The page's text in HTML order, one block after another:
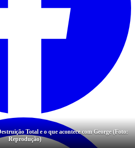
Total e o que acontece com George (Foto:
Reprodução)